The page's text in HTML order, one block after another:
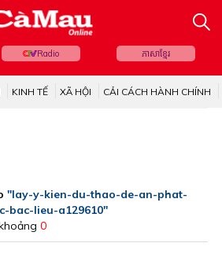
Radio ភាសាខ្មែរ
KINH TẾ XÃ HỘI CẢI CÁCH HÀNH CHÍNH
"lay-y-kien-du-thao-de-an-phat-
bac-lieu-a129610"
0